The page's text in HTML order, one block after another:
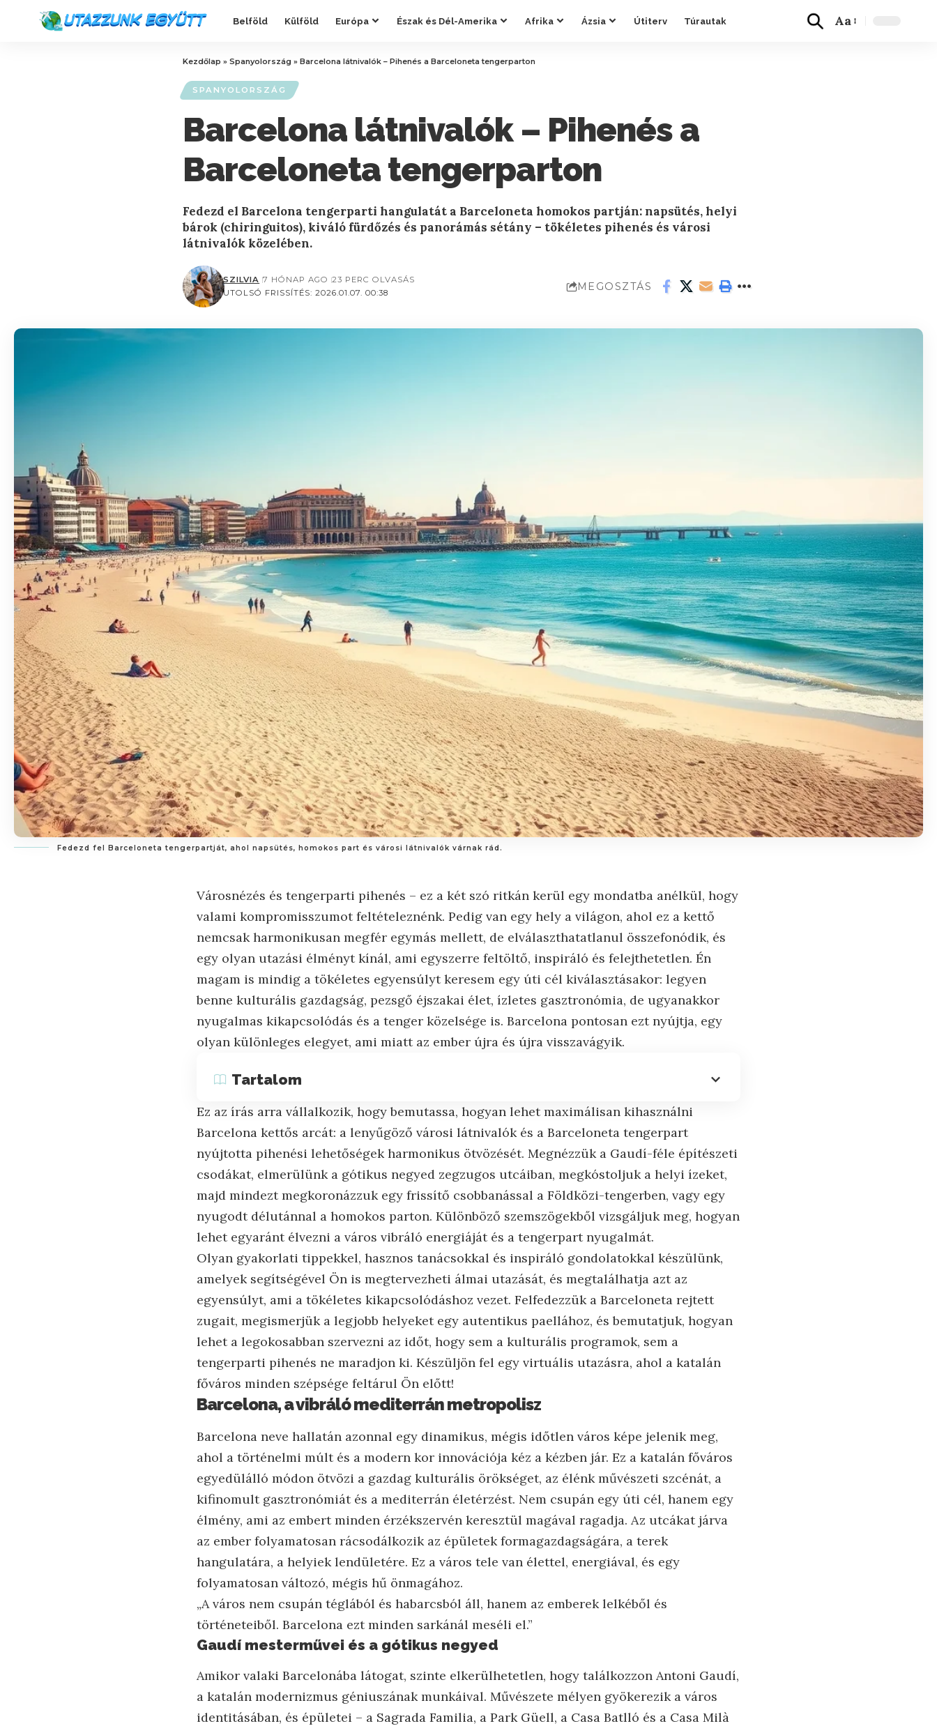
Belföld Külföld Európa Észak és Dél-Amerika Afrika Ázsia Útiterv Túrautak Aa
Kezdőlap » Spanyolország » Barcelona látnivalók – Pihenés a Barceloneta tengerparton
SPANYOLORSZÁG
Barcelona látnivalók – Pihenés a
Barceloneta tengerparton
Fedezd el Barcelona tengerparti hangulatát a Barceloneta homokos partján: napsütés, helyi
bárok (chiringuitos), kiváló fürdőzés és panorámás sétány – tökéletes pihenés és városi
látnivalók közelében.
UTOLSÓ FRISSÍTÉS: 2026.01.07. 00:38
SZILVIA 7 HÓNAP AGO 23 PERC OLVASÁS
MEGOSZTÁS
Fedezd fel Barceloneta tengerpartját, ahol napsütés, homokos part és városi látnivalók várnak rád.
Városnézés és tengerparti pihenés – ez a két szó ritkán kerül egy mondatba anélkül, hogy
valami kompromisszumot feltételeznénk. Pedig van egy hely a világon, ahol ez a kettő
nemcsak harmonikusan megfér egymás mellett, de elválaszthatatlanul összefonódik, és
egy olyan utazási élményt kínál, ami egyszerre feltöltő, inspiráló és felejthetetlen. Én
magam is mindig a tökéletes egyensúlyt keresem egy úti cél kiválasztásakor: legyen
benne kulturális gazdagság, pezsgő éjszakai élet, ízletes gasztronómia, de ugyanakkor
nyugalmas kikapcsolódás és a tenger közelsége is. Barcelona pontosan ezt nyújtja, egy
olyan különleges elegyet, ami miatt az ember újra és újra visszavágyik.
Tartalom
Ez az írás arra vállalkozik, hogy bemutassa, hogyan lehet maximálisan kihasználni
Barcelona kettős arcát: a lenyűgöző városi látnivalók és a Barceloneta tengerpart
nyújtotta pihenési lehetőségek harmonikus ötvözését. Megnézzük a Gaudí-féle építészeti
csodákat, elmerülünk a gótikus negyed zegzugos utcáiban, megkóstoljuk a helyi ízeket,
majd mindezt megkoronázzuk egy frissítő csobbanással a Földközi-tengerben, vagy egy
nyugodt délutánnal a homokos parton. Különböző szemszögekből vizsgáljuk meg, hogyan
lehet egyaránt élvezni a város vibráló energiáját és a tengerpart nyugalmát.
Olyan gyakorlati tippekkel, hasznos tanácsokkal és inspiráló gondolatokkal készülünk,
amelyek segítségével Ön is megtervezheti álmai utazását, és megtalálhatja azt az
egyensúlyt, ami a tökéletes kikapcsolódáshoz vezet. Felfedezzük a Barceloneta rejtett
zugait, megismerjük a legjobb helyeket egy autentikus paellához, és bemutatjuk, hogyan
lehet a legokosabban szervezni az időt, hogy sem a kulturális programok, sem a
tengerparti pihenés ne maradjon ki. Készüljön fel egy virtuális utazásra, ahol a katalán
főváros minden szépsége feltárul Ön előtt!
Barcelona, a vibráló mediterrán metropolisz
Barcelona neve hallatán azonnal egy dinamikus, mégis időtlen város képe jelenik meg,
ahol a történelmi múlt és a modern kor innovációja kéz a kézben jár. Ez a katalán főváros
egyedülálló módon ötvözi a gazdag kulturális örökséget, az élénk művészeti szcénát, a
kifinomult gasztronómiát és a mediterrán életérzést. Nem csupán egy úti cél, hanem egy
élmény, ami az embert minden érzékszervén keresztül magával ragadja. Az utcákat járva
az ember folyamatosan rácsodálkozik az épületek formagazdagságára, a terek
hangulatára, a helyiek lendületére. Ez a város tele van élettel, energiával, és egy
folyamatosan változó, mégis hű önmagához.
„A város nem csupán téglából és habarcsból áll, hanem az emberek lelkéből és
történeteiből. Barcelona ezt minden sarkánál meséli el.”
Gaudí mesterművei és a gótikus negyed
Amikor valaki Barcelonába látogat, szinte elkerülhetetlen, hogy találkozzon Antoni Gaudí,
a katalán modernizmus géniuszának munkáival. Művészete mélyen gyökerezik a város
identitásában, és épületei – a Sagrada Familia, a Park Güell, a Casa Batlló és a Casa Milà